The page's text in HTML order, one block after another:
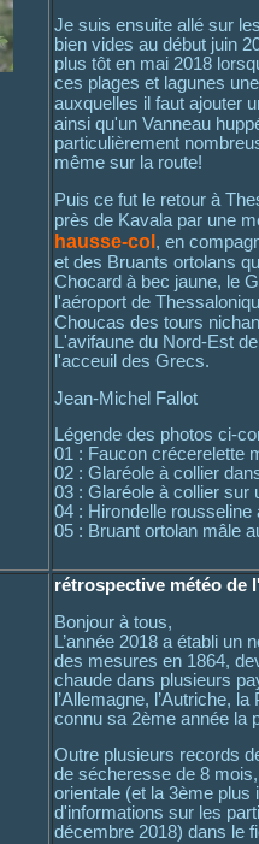
Je suis ensuite allé sur
bien vides au début juin
plus tôt en mai 2018
ces plages et lagunes
auxquelles il faut ajouter
ainsi qu'un Vanneau
particulièrement
même sur la route!
Puis ce fut le retour à
près de Kavala par une
hausse-col , en
et des Bruants ortolans
Chocard à bec jaune, le
l'aéroport de
Choucas des tours
L'avifaune du Nord-Est
l'acceuil des Grecs.
Jean-Michel Fallot
Légende des photos ci-
01 : Faucon crécerelette
02 : Glaréole à collier
03 : Glaréole à collier sur
04 : Hirondelle rousseline
05 : Bruant ortolan mâle
rétrospective météo de
Bonjour à tous,
L’année 2018 a établi
des mesures en 1864,
chaude dans plusieurs
l’Allemagne, l’Autriche,
connu sa 2ème année la
Outre plusieurs records
de sécheresse de 8
orientale (et la 3ème
d'informations sur les
décembre 2018) dans le